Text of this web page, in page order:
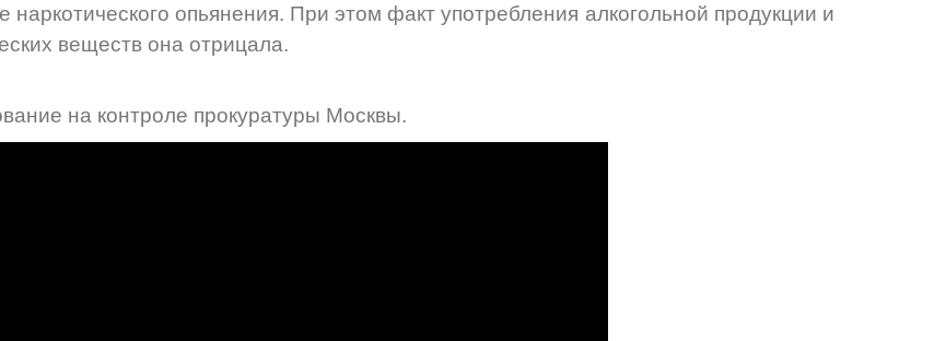
наркотического опьянения. При этом факт употребления алкогольной продукции и
веществ она отрицала.
на контроле прокуратуры Москвы.